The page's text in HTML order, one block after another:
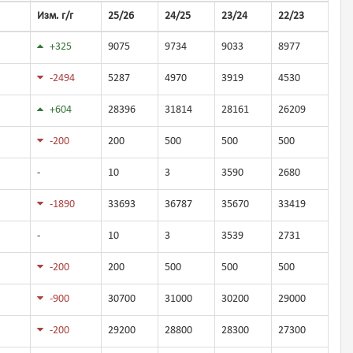
Изм. г/г 25/26 24/25 23/24 22/23
+325 9075 9734 9033 8977
-2494 5287 4970 3919 4530
+604 28396 31814 28161 26209
-200 200 500 500 500
- 10 3 3590 2680
-1890 33693 36787 35670 33419
- 10 3 3539 2731
-200 200 500 500 500
-900 30700 31000 30200 29000
-200 29200 28800 28300 27300